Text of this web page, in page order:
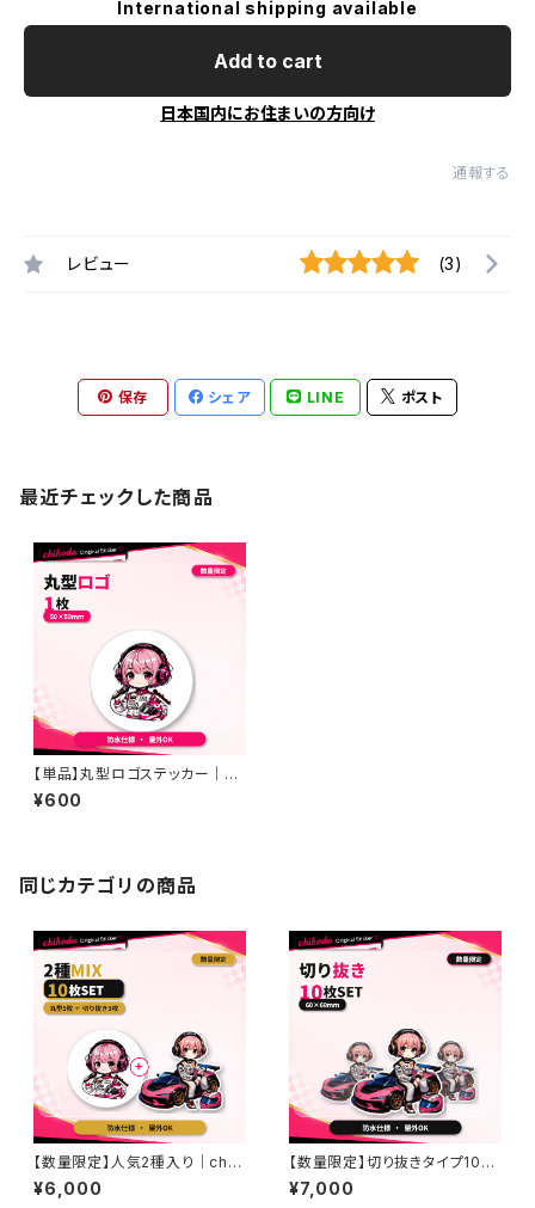
International shipping available
Add to cart
日本国内にお住まいの方向け
通報する
レビュー (3)
保存 シェア LINE ポスト
最近チェックした商品
【単品】丸型ロゴステッカー｜ch
ihodaオリジナル｜防水・屋外O
K
¥600
同じカテゴリの商品
【数量限定】人気2種入り｜chih
odaオリジナルステッカー豪華1
0枚セット｜車・バイク・PCにも
¥6,000
【数量限定】切り抜きタイプ10枚
セット｜chihodaオリジナルス
テッカー｜車・バイクにも◎
¥7,000